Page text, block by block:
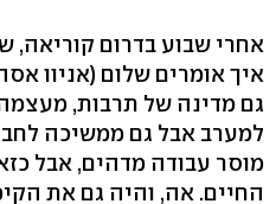
אחרי שבוע בדרום קוריאה,
איך אומרים שלום (אניוו
גם מדינה של תרבות,
למערב אבל גם ממשיכה
מוסר עבודה מדהים, אבל
החיים. אה, והיה גם את